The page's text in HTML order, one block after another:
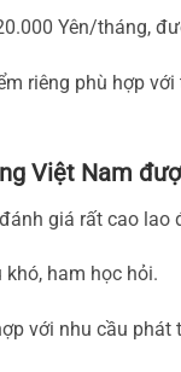
Yên/tháng,
riêng phù hợp
Việt Nam
giá rất cao
ham học hỏi.
với nhu cầu phát